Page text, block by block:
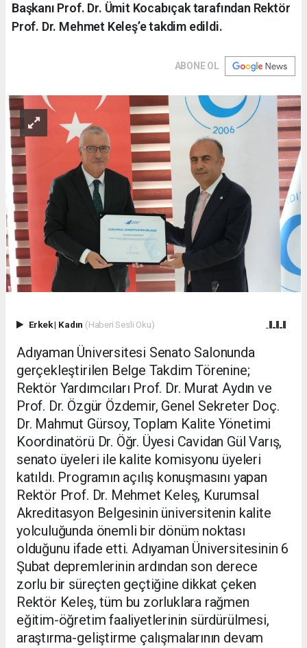
Başkanı Prof. Dr. Ümit Kocabıçak tarafından Rektör
Prof. Dr. Mehmet Keleş’e takdim edildi.
ABONE OL
Erkek| Kadın (Haberi Sesli Oku)
Adıyaman Üniversitesi Senato Salonunda
gerçekleştirilen Belge Takdim Törenine;
Rektör Yardımcıları Prof. Dr. Murat Aydın ve
Prof. Dr. Özgür Özdemir, Genel Sekreter Doç.
Dr. Mahmut Gürsoy, Toplam Kalite Yönetimi
Koordinatörü Dr. Öğr. Üyesi Cavidan Gül Varış,
senato üyeleri ile kalite komisyonu üyeleri
katıldı. Programın açılış konuşmasını yapan
Rektör Prof. Dr. Mehmet Keleş, Kurumsal
Akreditasyon Belgesinin üniversitenin kalite
yolculuğunda önemli bir dönüm noktası
olduğunu ifade etti. Adıyaman Üniversitesinin 6
Şubat depremlerinin ardından son derece
zorlu bir süreçten geçtiğine dikkat çeken
Rektör Keleş, tüm bu zorluklara rağmen
eğitim-öğretim faaliyetlerinin sürdürülmesi,
araştırma-geliştirme çalışmalarının devam